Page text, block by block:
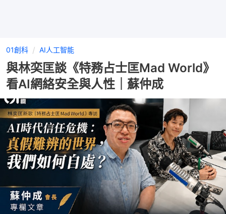
01創科 AI人工智能
與林奕匡談《特務占士匡Mad World》
看AI網絡安全與人性｜蘇仲成